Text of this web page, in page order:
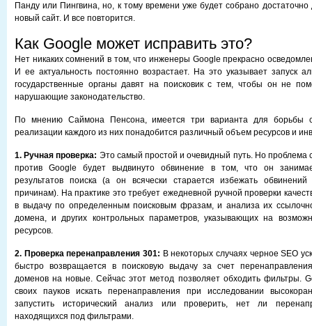
Панду или Пингвина, но, к тому времени уже будет собрано достаточно
новый сайт. И все повторится.
Как Google может исправить это?
Нет никаких сомнений в том, что инженеры Google прекрасно
И ее актуальность постоянно возрастает. На это указывает запуск
государственные органы давят на поисковик с тем, чтобы он не
нарушающие законодательство.
По мнению Саймона Пенсона, имеется три варианта для борьбы
реализации каждого из них понадобится различный объем ресурсов и
1. Ручная проверка: Это самый простой и очевидный путь. Но проблема
против Google будет выдвинуто обвинение в том, что он
результатов поиска (а он всячески старается избежать
причинам). На практике это требует ежедневной ручной проверки
в выдачу по определенным поисковым фразам, и анализа их
домена, и других контрольных параметров, указывающих на
ресурсов.
2. Проверка перенаправления 301: В некоторых случаях черное SEO
быстро возвращается в поисковую выдачу за счет
доменов на новые. Сейчас этот метод позволяет обходить фильтры.
своих пауков искать перенаправления при исследовании
запустить исторический анализ или проверить, нет ли
находящихся под фильтрами.